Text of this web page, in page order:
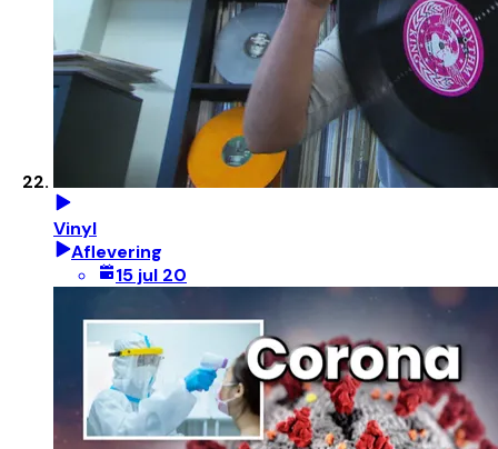
Vinyl
Aflevering
15 jul 20